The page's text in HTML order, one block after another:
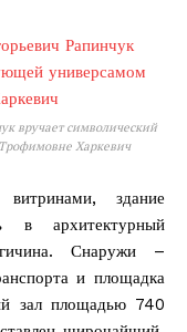
вручает символический
Харкевич
здание
в архитектурный
Снаружи –
и площадка
зал площадью 740